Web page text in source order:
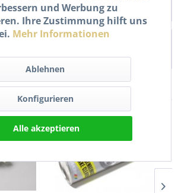
mm...mehr
schreiben und diskutieren...mehr
und Werbung zu
Ihre Zustimmung hilft uns
Mehr Informationen
Ablehnen
Konfigurieren
Alle akzeptieren